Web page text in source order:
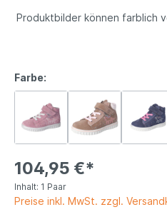
Produktbilder können farblich
Farbe:
104,95 €*
Inhalt: 1 Paar
Preise inkl. MwSt. zzgl.